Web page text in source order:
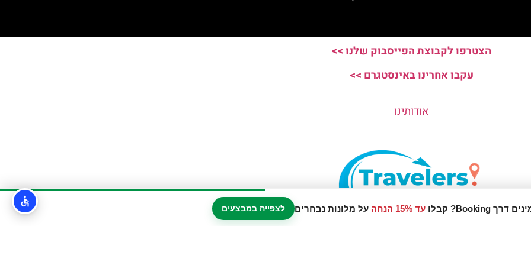
עד 15% הנחה על מלונות נבחרים לצפייה במבצעים
הצטרפו לקבוצת הפייסבוק שלנו >>
עקבו אחרינו באינסטגרם >>
אודותינו